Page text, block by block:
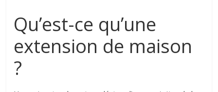
Qu’est-ce qu’une
extension de maison
?